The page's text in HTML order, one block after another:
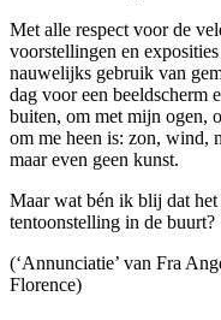
Met alle respect voor de
voorstellingen en
nauwelijks gebruik van
dag voor een beeldscherm
buiten, om met mijn ogen,
om me heen is: zon, wind,
maar even geen kunst.
Maar wat bén ik blij dat
tentoonstelling in de buurt?
(‘Annunciatie’ van Fra
Florence)